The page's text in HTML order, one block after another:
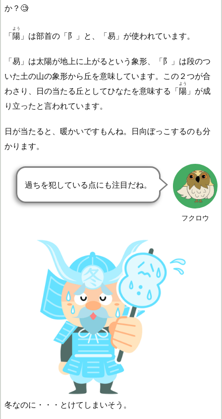
か？🧐
「陽
よう
」は部首の「阝」と、「易」が使われています。
「易」は太陽が地上に上がるという象形、「阝」は段のつ
いた土の山の象形から丘を意味しています。この２つが合
わさり、日の当たる丘としてひなたを意味する「陽
よう
」が成
り立ったと言われています。
日が当たると、暖かいですもんね。日向ぼっこするのも分
かります。
フクロウ
過ちを犯している点にも注目だね。
冬なのに・・・とけてしまいそう。